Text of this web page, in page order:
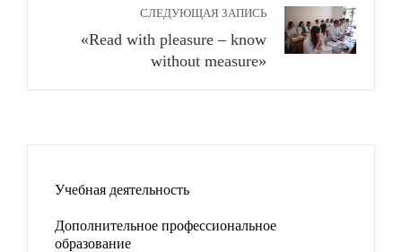
СЛЕДУЮЩАЯ ЗАПИСЬ
«Read with pleasure – know
without measure»
Учебная деятельность
Дополнительное профессиональное
образование